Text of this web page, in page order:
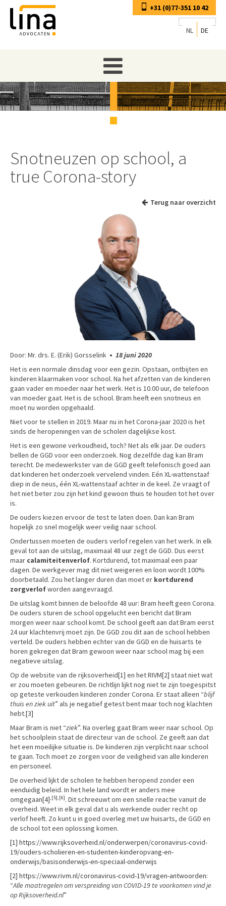
+31 (0)77-351 10 42
NL DE
Snotneuzen op school, a
true Corona-story
Terug naar overzicht
Door: Mr. drs. E. (Erik) Gorsselink • 18 juni 2020
Het is een normale dinsdag voor een gezin. Opstaan, ontbijten en
kinderen klaarmaken voor school. Na het afzetten van de kinderen
gaan vader en moeder naar het werk. Het is 10.00 uur, de telefoon
van moeder gaat. Het is de school. Bram heeft een snotneus en
moet nu worden opgehaald.
Niet voor te stellen in 2019. Maar nu in het Corona-jaar 2020 is het
sinds de heropeningen van de scholen dagelijkse kost.
Het is een gewone verkoudheid, toch? Net als elk jaar. De ouders
bellen de GGD voor een onderzoek. Nog dezelfde dag kan Bram
terecht. De medewerkster van de GGD geeft telefonisch goed aan
dat kinderen het onderzoek vervelend vinden. Eén XL-wattenstaaf
diep in de neus, één XL-wattenstaaf achter in de keel. Ze vraagt of
het niet beter zou zijn het kind gewoon thuis te houden tot het over
is.
De ouders kiezen ervoor de test te laten doen. Dan kan Bram
hopelijk zo snel mogelijk weer veilig naar school.
Ondertussen moeten de ouders verlof regelen van het werk. In elk
geval tot aan de uitslag, maximaal 48 uur zegt de GGD. Dus eerst
maar calamiteitenverlof. Kortdurend, tot maximaal een paar
dagen. De werkgever mag dit niet weigeren en loon wordt 100%
doorbetaald. Zou het langer duren dan moet er kortdurend
zorgverlofworden aangevraagd.
De uitslag komt binnen de beloofde 48 uur: Bram heeft geen Corona.
De ouders sturen de school opgelucht een bericht dat Bram
morgen weer naar school komt. De school geeft aan dat Bram eerst
24 uur klachtenvrij moet zijn. De GGD zou dit aan de school hebben
verteld. De ouders hebben echter van de GGD en de huisarts te
horen gekregen dat Bram gewoon weer naar school mag bij een
negatieve uitslag.
Op de website van de rijksoverheid[1] en het RIVM[2] staat niet wat
er zou moeten gebeuren. De richtlijn lijkt nog niet te zijn toegespitst
op geteste verkouden kinderen zonder Corona. Er staat alleen “blijf
thuis en ziek uit” als je negatief getest bent maar toch nog klachten
hebt.[3]
Maar Bram is niet “ziek”. Na overleg gaat Bram weer naar school. Op
het schoolplein staat de directeur van de school. Ze geeft aan dat
het een moeilijke situatie is. De kinderen zijn verplicht naar school
te gaan. Toch moet ze zorgen voor de veiligheid van alle kinderen
en personeel.
De overheid lijkt de scholen te hebben heropend zonder een
eenduidig beleid. In het hele land wordt er anders mee
omgegaan[4],[5],[6]. Dit schreeuwt om een snelle reactie vanuit de
overheid. Weet in elk geval dat u als werkende ouder recht op
verlof heeft. Zo kunt u in goed overleg met uw huisarts, de GGD en
de school tot een oplossing komen.
[1] https://www.rijksoverheid.nl/onderwerpen/coronavirus-covid-
19/ouders-scholieren-en-studenten-kinderopvang-en-
onderwijs/basisonderwijs-en-speciaal-onderwijs
[2] https://www.rivm.nl/coronavirus-covid-19/vragen-antwoorden:
“Alle maatregelen om verspreiding van COVID-19 te voorkomen vind je
op Rijksoverheid.nl”